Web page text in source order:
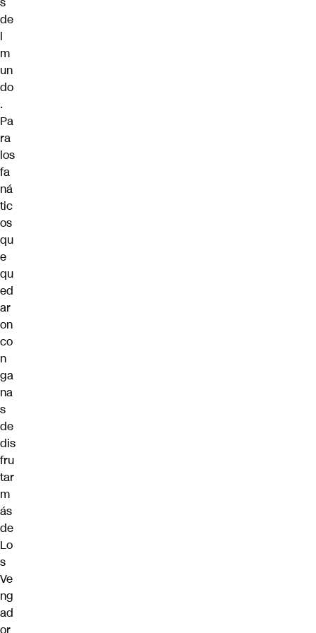
de
l
m
un
do
.
Pa
ra
los
fa
ná
tic
os
qu
e
qu
ed
ar
on
co
n
ga
na
s
de
dis
fru
tar
m
ás
de
Lo
s
Ve
ng
ad
or